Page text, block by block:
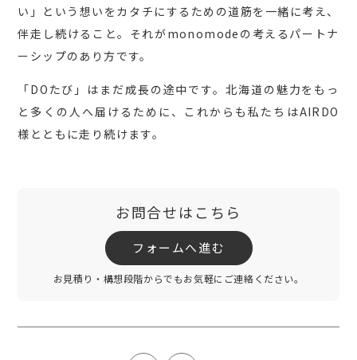
い」という想いをカタチにするための道筋を一緒に考え、
伴走し続けること。それがmonomodeの考えるパートナ
ーシップのあり方です。
「DOたび」はまだ成長の途中です。北海道の魅力をもっ
と多くの人へ届けるために、これからも私たちはAIRDO
様とともに走り続けます。
お問合せはこちら
フォームへ進む
お見積り・構想段階からでもお気軽にご連絡ください。